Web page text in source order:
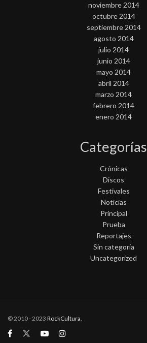
noviembre 2014
octubre 2014
septiembre 2014
agosto 2014
julio 2014
junio 2014
mayo 2014
abril 2014
marzo 2014
febrero 2014
enero 2014
Categorías
Crónicas
Discos
Festivales
Noticias
Principal
Prueba
Reportajes
Sin categoría
Uncategorized
© 2010 - 2023 RockCultura.